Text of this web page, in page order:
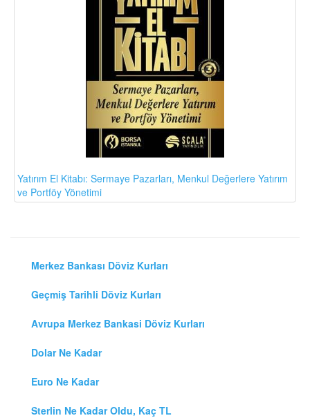
Yatırım El Kitabı: Sermaye Pazarları, Menkul Değerlere Yatırım
ve Portföy Yönetimi
Merkez Bankası Döviz Kurları
Geçmiş Tarihli Döviz Kurları
Avrupa Merkez Bankasi Döviz Kurları
Dolar Ne Kadar
Euro Ne Kadar
Sterlin Ne Kadar Oldu, Kaç TL